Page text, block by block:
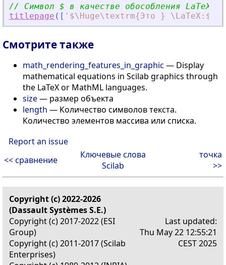
// Символ $ в качестве обособления LaTeX
titlepage ( [ ' $\Huge\textrm{Это } \LaTeX:$
Смотрите также
math_rendering_features_in_graphic — Display
mathematical equations in Scilab graphics through
the LaTeX or MathML languages.
size— размер объекта
length — Количество символов текста.
Количество элементов массива или списка.
Report an issue
<< сравнение
Ключевые слова
Scilab
точка
>>
Copyright (c) 2022-2026
(Dassault Systèmes S.E.)
Copyright (c) 2017-2022 (ESI
Group)
Copyright (c) 2011-2017 (Scilab
Enterprises)
Last updated:
Thu May 22 12:55:21
CEST 2025